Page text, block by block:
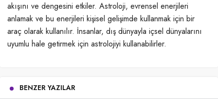
akışını ve dengesini etkiler. Astroloji, evrensel enerjileri
anlamak ve bu enerjileri kişisel gelişimde kullanmak için bir
araç olarak kullanılır. İnsanlar, dış dünyayla içsel dünyalarını
uyumlu hale getirmek için astrolojiyi kullanabilirler.
BENZER YAZILAR